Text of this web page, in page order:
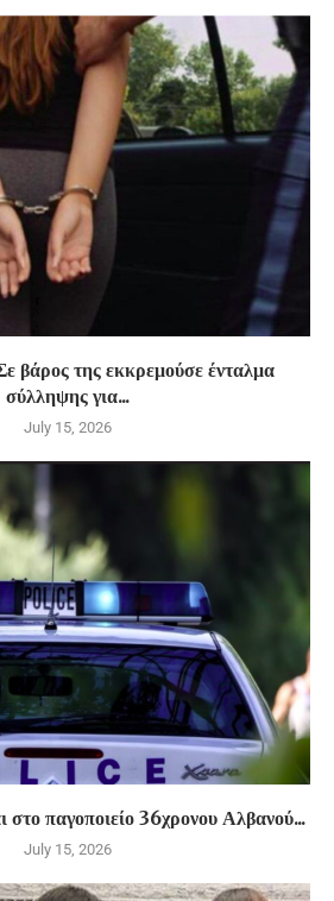
της εκκρεμούσε ένταλμα
σύλληψης για...
July 15, 2026
παγοποιείο 36χρονου Αλβανού...
July 15, 2026